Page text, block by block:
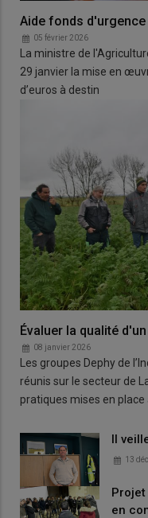
Aide fonds
05 février 2026
La ministre de
29 janvier la mise en
d’euros à destin
Évaluer la qualité
08 janvier 2026
Les groupes Dephy de
réunis sur le secteur de
pratiques mises en place
Il
13
en